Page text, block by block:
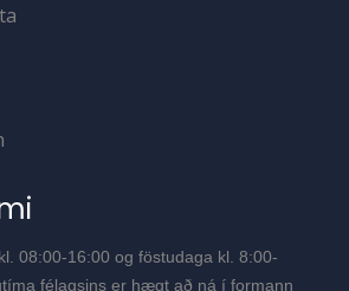
08:00-16:00 og föstudaga kl. 8:00-
félagsins er hægt að ná í formann